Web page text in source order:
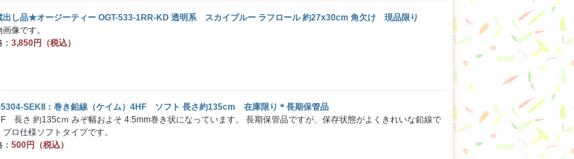
し品★オージーティー OGT-533-1RR-KD 透明系 スカイブルー ラフロール 約27x30cm 角欠け 現品限り
像です。
3,850円（税込）
5304-SEKII：巻き鉛線（ケイム）4HF ソフト 長さ約135cm 在庫限り＊長期保管品
長さ 約135cｍ みぞ幅およそ 4.5mm巻き状になっています。 長期保管品ですが、保存状態がよくきれいな鉛線で
プロ仕様ソフトタイプです。
500円（税込）